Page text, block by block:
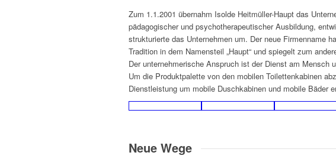
Zum 1.1.2001 übernahm Isolde Heitmüller-Haupt das
pädagogischer und psychotherapeutischer Ausbildung,
strukturierte das Unternehmen um. Der neue Firmenname
Tradition in dem Namensteil „Haupt“ und spiegelt zum
Der unternehmerische Anspruch ist der Dienst am Mensch
Um die Produktpalette von den mobilen Toilettenkabinen
Dienstleistung um mobile Duschkabinen und mobile Bäder
Neue Wege